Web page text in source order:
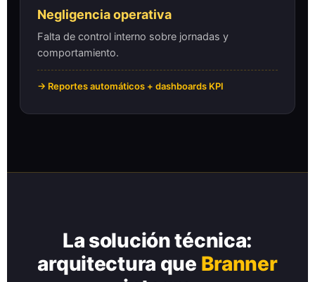
Negligencia operativa
Falta de control interno sobre jornadas y
comportamiento.
→ Reportes automáticos + dashboards KPI
La solución técnica:
arquitectura que Branner